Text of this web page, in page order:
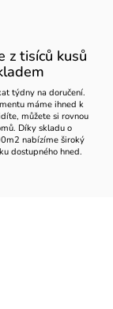
z tisíců kusů
týdny na doručení.
máme ihned k
můžete si rovnou
Díky skladu o
nabízíme široký
dostupného hned.